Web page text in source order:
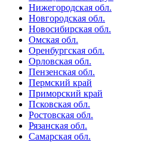
Нижегородская обл.
Новгородская обл.
Новосибирская обл.
Омская обл.
Оренбургская обл.
Орловская обл.
Пензенская обл.
Пермский край
Приморский край
Псковская обл.
Ростовская обл.
Рязанская обл.
Самарская обл.